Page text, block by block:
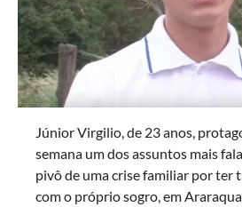
Júnior Virgilio, de 23 anos,
semana um dos assuntos mais
pivô de uma crise familiar por ter
com o próprio sogro, em